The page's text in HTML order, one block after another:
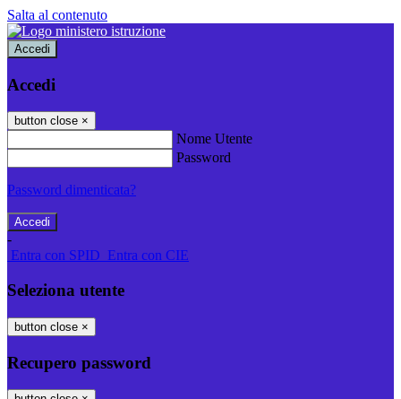
Salta al contenuto
Accedi
Accedi
button close ×
Nome Utente
Password
Password dimenticata?
-
Entra con SPID Entra con CIE
Seleziona utente
button close ×
Recupero password